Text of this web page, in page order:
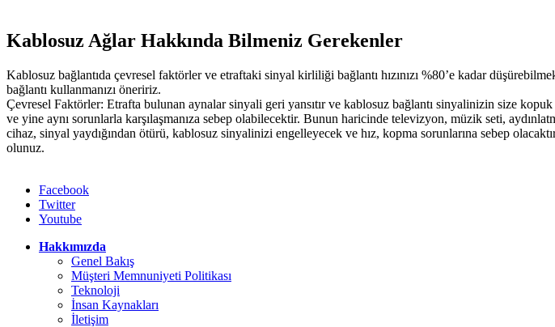
Kablosuz Ağlar Hakkında Bilmeniz Gerekenler
​​Kablosuz bağlantıda çevresel faktörler ve etraftaki sinyal kirliliği bağlantı hızınızı %80​’e kadar
bağlantı kullanmanızı öneririz.
Çevresel Faktörler: Etrafta bulunan aynalar sinyali geri yansıtır ve kablosuz bağlantı sinyalinizin size
ve yine aynı sorunlarla karşılaşmanıza sebep olabilecektir. Bunun haricinde televizyon, müzik seti,
cihaz, sinyal yaydığından ötürü, kablosuz sinyalinizi engelleyecek ve hız, kopma sorunlarına sebep
olunuz.​​
Facebook
Twitter
Youtube
Hakkımızda
Genel Bakış
Müşteri Memnuniyeti Politikası
Teknoloji
İnsan Kaynakları
İletişim